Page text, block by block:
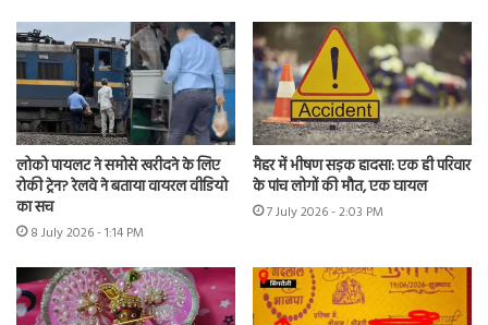
लोको पायलट ने समोसे खरीदने के लिए
रोकी ट्रेन? रेलवे ने बताया वायरल वीडियो
का सच
8 July 2026 - 1:14 PM
मैहर में भीषण सड़क हादसा: एक ही परिवार
के पांच लोगों की मौत, एक घायल
7 July 2026 - 2:03 PM